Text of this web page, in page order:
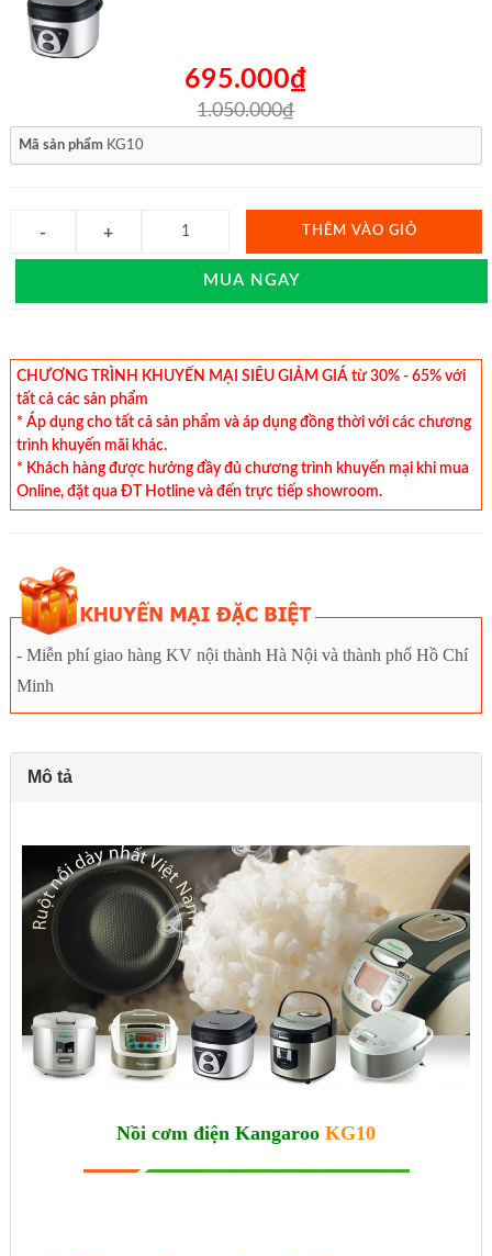
695.000₫
1.050.000₫
Mã sản phẩm KG10
THÊM VÀO GIỎ
MUA NGAY
CHƯƠNG TRÌNH KHUYẾN MẠI SIÊU GIẢM GIÁ từ 30% - 65% với
tất cả các sản phẩm
* Áp dụng cho tất cả sản phẩm và áp dụng đồng thời với các chương
trình khuyến mãi khác.
* Khách hàng được hưởng đầy đủ chương trình khuyến mại khi mua
Online, đặt qua ĐT Hotline và đến trực tiếp showroom.
- Miễn phí giao hàng KV nội thành Hà Nội và thành phố Hồ Chí
Minh
Mô tả
Nồi cơm điện Kangaroo KG10